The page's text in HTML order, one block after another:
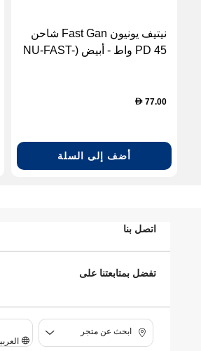
نيتيف يونيون Fast Gan شاحن
PD 45 واط - أبيض (NU-FAST-
D 77.00
أضف إلى السلة
اتصل بنا
تفضل بمتابعتنا على
ابحث عن متجر